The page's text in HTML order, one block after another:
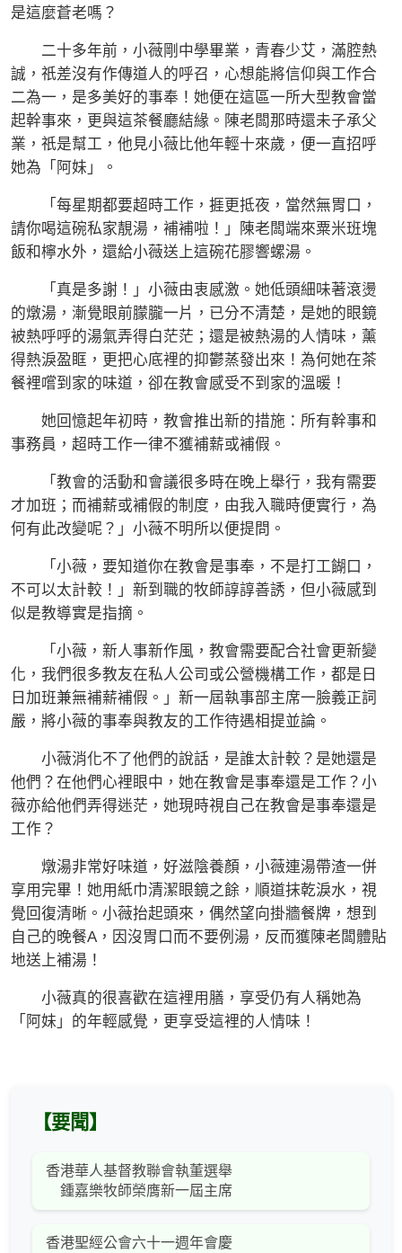
是這麼蒼老嗎？
二十多年前，小薇剛中學畢業，青春少艾，滿腔熱
誠，祇差沒有作傳道人的呼召，心想能將信仰與工作合
二為一，是多美好的事奉！她便在這區一所大型教會當
起幹事來，更與這茶餐廳結緣。陳老闆那時還未子承父
業，祇是幫工，他見小薇比他年輕十來歲，便一直招呼
她為「阿妹」。
「每星期都要超時工作，捱更抵夜，當然無胃口，
請你喝這碗私家靚湯，補補啦！」陳老闆端來粟米班塊
飯和檸水外，還給小薇送上這碗花膠響螺湯。
「真是多謝！」小薇由衷感激。她低頭細味著滾燙
的燉湯，漸覺眼前朦朧一片，已分不清楚，是她的眼鏡
被熱呼呼的湯氣弄得白茫茫；還是被熱湯的人情味，薰
得熱淚盈眶，更把心底裡的抑鬱蒸發出來！為何她在茶
餐裡嚐到家的味道，卻在教會感受不到家的溫暖！
她回憶起年初時，教會推出新的措施：所有幹事和
事務員，超時工作一律不獲補薪或補假。
「教會的活動和會議很多時在晚上舉行，我有需要
才加班；而補薪或補假的制度，由我入職時便實行，為
何有此改變呢？」小薇不明所以便提問。
「小薇，要知道你在教會是事奉，不是打工餬口，
不可以太計較！」新到職的牧師諄諄善誘，但小薇感到
似是教導實是指摘。
「小薇，新人事新作風，教會需要配合社會更新變
化，我們很多教友在私人公司或公營機構工作，都是日
日加班兼無補薪補假。」新一屆執事部主席一臉義正詞
嚴，將小薇的事奉與教友的工作待遇相提並論。
小薇消化不了他們的說話，是誰太計較？是她還是
他們？在他們心裡眼中，她在教會是事奉還是工作？小
薇亦給他們弄得迷茫，她現時視自己在教會是事奉還是
工作？
燉湯非常好味道，好滋陰養顏，小薇連湯帶渣一併
享用完畢！她用紙巾清潔眼鏡之餘，順道抹乾淚水，視
覺回復清晰。小薇抬起頭來，偶然望向掛牆餐牌，想到
自己的晚餐A，因沒胃口而不要例湯，反而獲陳老闆體貼
地送上補湯！
小薇真的很喜歡在這裡用膳，享受仍有人稱她為
「阿妹」的年輕感覺，更享受這裡的人情味！
【要聞】
香港華人基督教聯會執董選舉
鍾嘉樂牧師榮膺新一屆主席
香港聖經公會六十一週年會慶